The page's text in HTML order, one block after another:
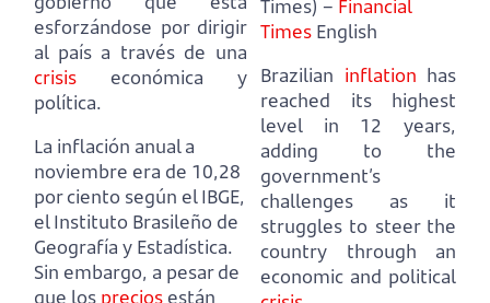
esforzándose por dirigir
al país a través de una
crisis económica y
política.
La inflación anual a
noviembre era de 10,28
por ciento según el IBGE,
el Instituto Brasileño de
Geografía y Estadística.
Sin embargo, a pesar de
que los preciosestán
Times) – Financial
Times English
Brazilian inflation has
reached its highest
level in 12 years,
adding to the
government’s
challenges as it
struggles to steer the
country through an
economic and political